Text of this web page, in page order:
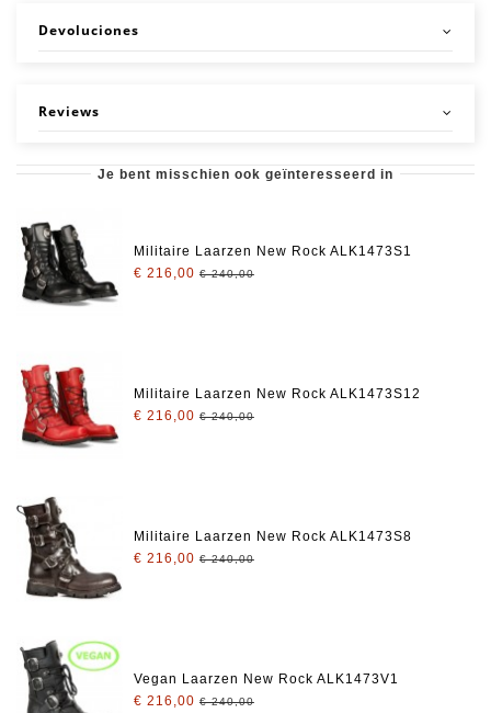
Devoluciones
Reviews
Je bent misschien ook geïnteresseerd in
Militaire Laarzen New Rock ALK1473S1
€ 216,00 € 240,00
Militaire Laarzen New Rock ALK1473S12
€ 216,00 € 240,00
Militaire Laarzen New Rock ALK1473S8
€ 216,00 € 240,00
Vegan Laarzen New Rock ALK1473V1
€ 216,00 € 240,00